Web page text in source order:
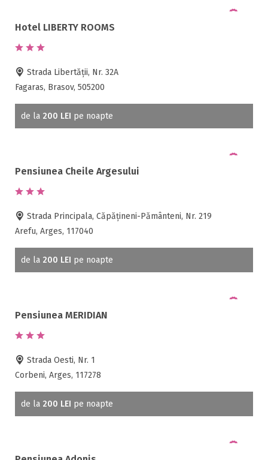
Hotel LIBERTY ROOMS
Strada Libertății, Nr. 32A
Fagaras, Brasov, 505200
de la 200 LEI pe noapte
Pensiunea Cheile Argesului
Strada Principala, Căpățineni-Pământeni, Nr. 219
Arefu, Arges, 117040
de la 200 LEI pe noapte
Pensiunea MERIDIAN
Strada Oesti, Nr. 1
Corbeni, Arges, 117278
de la 200 LEI pe noapte